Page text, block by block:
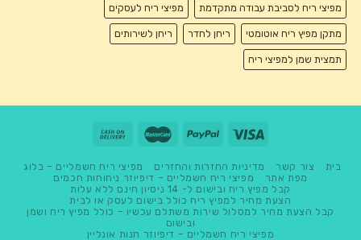
מפיצי ריח לסביבת עבודה מתקדמת מפיצי ריח לעסקים
מתקן מפיץ ריח אוטומטי ריחן לחדר ריחן לשירותים
תמצית שמן למפיצי ריח
בית צור קשר מדיניות החזרות והחזרים
מפיצי ריח חשמליים – בלוג
מפת אתר
מפיצי ריח חשמליים – דיפיוזר ניחוחות חכמים
קבל מפיץ ריח ובישום ל- 14 ניסיון חינם ללא עלות
הצעת מחיר למפיץ ריח כולל בישום לעסק או לבית
קבל הצעת מחיר למסלול שירות משתלם עכשיו – כולל מפיץ ריח ושמן
ובישום
מפיצי ריח חשמליים – דיפיוזר חנות אונליין